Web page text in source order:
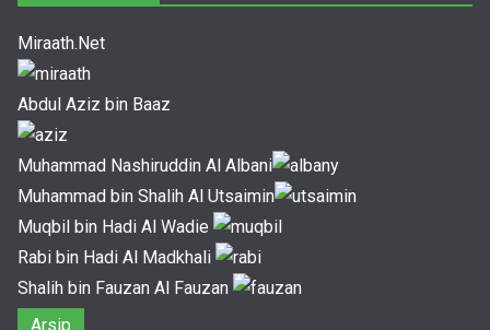
Miraath.Net
Abdul Aziz bin Baaz
Muhammad Nashiruddin Al Albani
Muhammad bin Shalih Al Utsaimin
Muqbil bin Hadi Al Wadie
Rabi bin Hadi Al Madkhali
Shalih bin Fauzan Al Fauzan
Arsip